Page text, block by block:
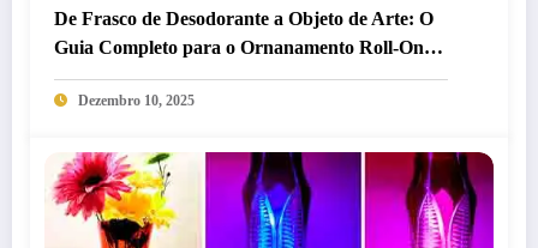
De Frasco de Desodorante a Objeto de Arte: O
Guia Completo para o Ornanamento Roll-On
DIY
Dezembro 10, 2025